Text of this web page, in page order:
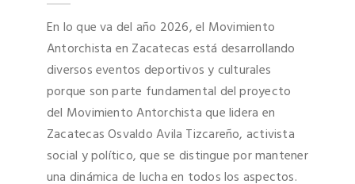
En lo que va del año 2026, el Movimiento
Antorchista en Zacatecas está desarrollando
diversos eventos deportivos y culturales
porque son parte fundamental del proyecto
del Movimiento Antorchista que lidera en
Zacatecas Osvaldo Avila Tizcareño, activista
social y político, que se distingue por mantener
una dinámica de lucha en todos los aspectos.